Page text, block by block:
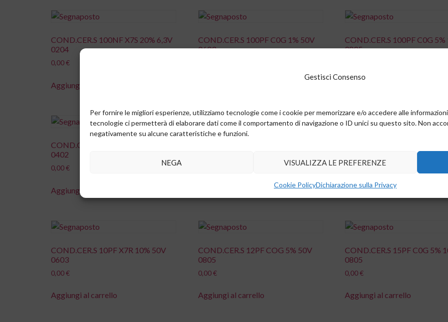
Gestisci Consenso
Per fornire le migliori esperienze, utilizziamo tecnologie come i cookie per memorizzare e/o accedere alle
tecnologie ci permetterà di elaborare dati come il comportamento di navigazione o ID unici su questo sito. Non
negativamente su alcune caratteristiche e funzioni.
NEGA VISUALIZZA LE PREFERENZE
Cookie PolicyDichiarazione sulla Privacy
COND.CER.S 100NF X7S 20% 6,3V
0204
0,00€
Aggiungi al carrello
COND.CER.S 100PF C0G 1% 50V
0603
COND.CER.S 100PF C0G
0805
COND.CER.S 100PF X7R 10% 25V
0402
0,00€
Aggiungi al carrello
0,00€
Aggiungi al carrello
COND.CER.S 10PF X7R 10% 50V
0603
0,00€
Aggiungi al carrello
COND.CER.S 12PF COG 5% 50V
0805
0,00€
Aggiungi al carrello
COND.CER.S 15PF C0G 5%
0805
0,00€
Aggiungi al carrello